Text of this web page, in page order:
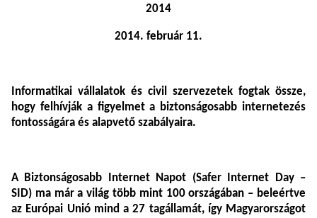
2014
2014. február 11.
Informatikai vállalatok és civil szervezetek fogtak össze,
hogy felhívják a figyelmet a biztonságosabb internetezés
fontosságára és alapvető szabályaira.
A Biztonságosabb Internet Napot (Safer Internet Day –
SID) ma már a világ több mint 100 országában – beleértve
az Európai Unió mind a 27 tagállamát, így Magyarországot